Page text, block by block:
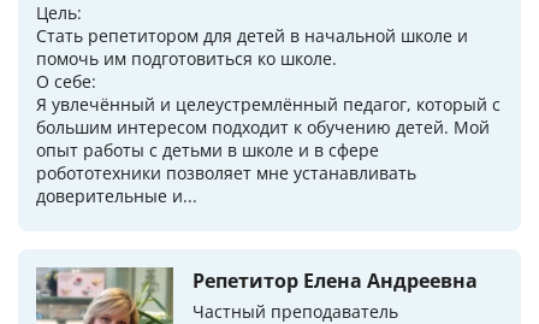
Цель:
Стать репетитором для детей в начальной школе и
помочь им подготовиться ко школе.
О себе:
Я увлечённый и целеустремлённый педагог, который с
большим интересом подходит к обучению детей. Мой
опыт работы с детьми в школе и в сфере
робототехники позволяет мне устанавливать
доверительные и...
Репетитор Елена Андреевна
Частный преподаватель